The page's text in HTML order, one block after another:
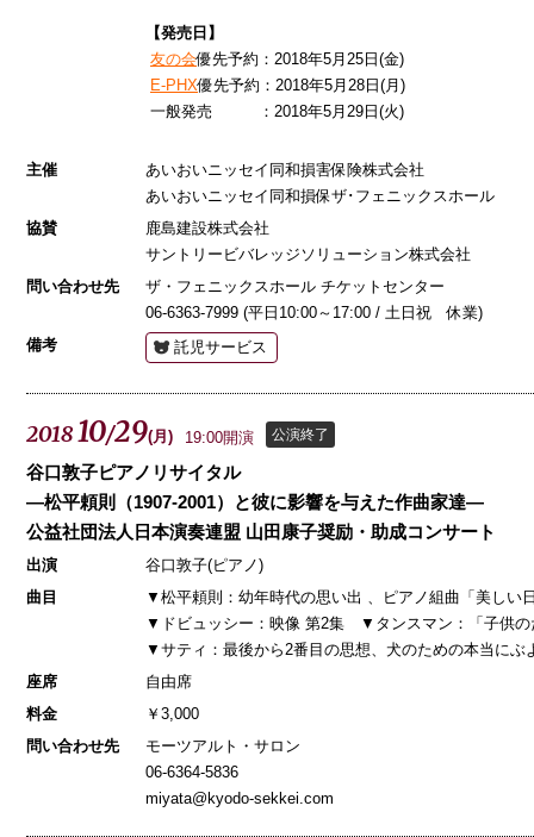
【発売日】
友の会優先予約：2018年5月25日(金)
E-PHX優先予約：2018年5月28日(月)
一般発売 ：2018年5月29日(火)
主催
あいおいニッセイ同和損害保険株式会社
あいおいニッセイ同和損保ザ･フェニックスホール
協賛
鹿島建設株式会社
サントリービバレッジソリューション株式会社
問い合わせ先
ザ・フェニックスホール チケットセンター
06-6363-7999 (平日10:00～17:00 / 土日祝 休業)
備考
託児サービス
201810/29(月 ) 19:00開演 公演終了
谷口敦子ピアノリサイタル
―松平頼則（1907-2001）と彼に影響を与えた作曲家達―
公益社団法人日本演奏連盟 山田康子奨励・助成コンサート
出演
谷口敦子(ピアノ)
曲目
▼松平頼則：幼年時代の思い出 、ピアノ組曲「美しい
▼ドビュッシー：映像 第2集 ▼タンスマン：「子供の
▼サティ：最後から2番目の思想、犬のための本当にぶ
座席
自由席
料金
￥3,000
問い合わせ先
モーツアルト・サロン
06-6364-5836
miyata@kyodo-sekkei.com